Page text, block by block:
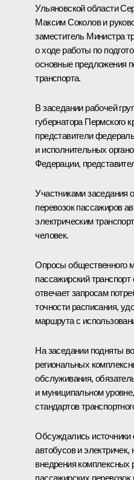
Ульяновской области
Максим Соколови
заместитель Министра
о ходе работы по
основные предложения
транспорта.
В заседании рабочей
губернатора Пермского
представители
и исполнительных
Федерации,
Участниками заседания
перевозок пассажиров
электрическим
человек.
Опросы общественного
пассажирский
отвечает запросам
точности расписания,
маршрута с
На заседании подняты
региональных
обслуживания,
и муниципальном
стандартов
Обсуждались источники
автобусов и
внедрения комплексных
пассажирских